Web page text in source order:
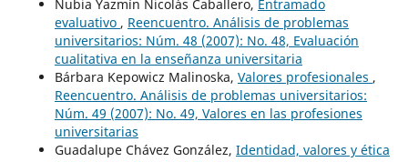
Nubia Yazmín Nicolás Caballero, Entramado
evaluativo , Reencuentro. Análisis de problemas
universitarios: Núm. 48 (2007): No. 48, Evaluación
cualitativa en la enseñanza universitaria
Bárbara Kepowicz Malinoska, Valores profesionales ,
Reencuentro. Análisis de problemas universitarios:
Núm. 49 (2007): No. 49, Valores en las profesiones
universitarias
Guadalupe Chávez González, Identidad, valores y ética